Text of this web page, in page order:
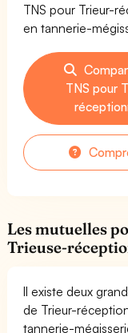
TNS pour Trieur-
en tannerie-
TNS pour
Les mutuelles
Trieuse-
Il existe deux
de Trieur-
tannerie-